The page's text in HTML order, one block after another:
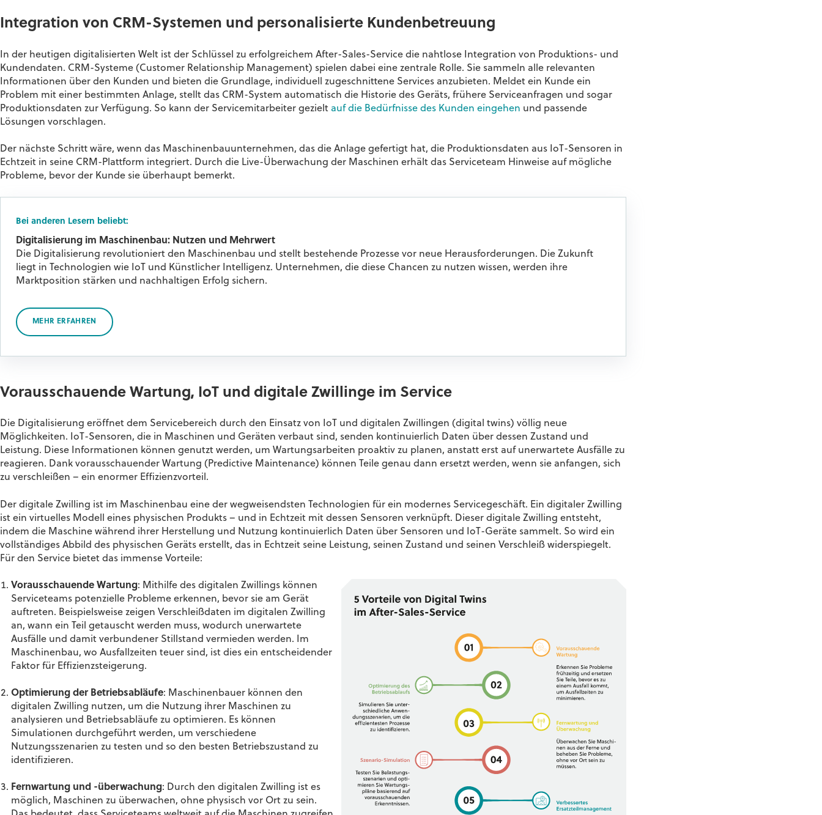
Integration von CRM-Systemen und personalisierte Kundenbetreuung
In der heutigen digitalisierten Welt ist der Schlüssel zu erfolgreichem After-Sales-Service die nahtlose Integration von Produktions- und
Kundendaten. CRM-Systeme (Customer Relationship Management) spielen dabei eine zentrale Rolle. Sie sammeln alle relevanten
Informationen über den Kunden und bieten die Grundlage, individuell zugeschnittene Services anzubieten. Meldet ein Kunde ein
Problem mit einer bestimmten Anlage, stellt das CRM-System automatisch die Historie des Geräts, frühere Serviceanfragen und sogar
Produktionsdaten zur Verfügung. So kann der Servicemitarbeiter gezielt auf die Bedürfnisse des Kunden eingehen und passende
Lösungen vorschlagen.
Der nächste Schritt wäre, wenn das Maschinenbauunternehmen, das die Anlage gefertigt hat, die Produktionsdaten aus IoT-Sensoren in
Echtzeit in seine CRM-Plattform integriert. Durch die Live-Überwachung der Maschinen erhält das Serviceteam Hinweise auf mögliche
Probleme, bevor der Kunde sie überhaupt bemerkt.
Bei anderen Lesern beliebt:
Digitalisierung im Maschinenbau: Nutzen und Mehrwert
Die Digitalisierung revolutioniert den Maschinenbau und stellt bestehende Prozesse vor neue Herausforderungen. Die Zukunft
liegt in Technologien wie IoT und Künstlicher Intelligenz. Unternehmen, die diese Chancen zu nutzen wissen, werden ihre
Marktposition stärken und nachhaltigen Erfolg sichern.
MEHR ERFAHREN
Vorausschauende Wartung, IoT und digitale Zwillinge im Service
Die Digitalisierung eröffnet dem Servicebereich durch den Einsatz von IoT und digitalen Zwillingen (digital twins) völlig neue
Möglichkeiten. IoT-Sensoren, die in Maschinen und Geräten verbaut sind, senden kontinuierlich Daten über dessen Zustand und
Leistung. Diese Informationen können genutzt werden, um Wartungsarbeiten proaktiv zu planen, anstatt erst auf unerwartete Ausfälle zu
reagieren. Dank vorausschauender Wartung (Predictive Maintenance) können Teile genau dann ersetzt werden, wenn sie anfangen, sich
zu verschleißen – ein enormer Effizienzvorteil.
Der digitale Zwilling ist im Maschinenbau eine der wegweisendsten Technologien für ein modernes Servicegeschäft. Ein digitaler Zwilling
ist ein virtuelles Modell eines physischen Produkts – und in Echtzeit mit dessen Sensoren verknüpft. Dieser digitale Zwilling entsteht,
indem die Maschine während ihrer Herstellung und Nutzung kontinuierlich Daten über Sensoren und IoT-Geräte sammelt. So wird ein
vollständiges Abbild des physischen Geräts erstellt, das in Echtzeit seine Leistung, seinen Zustand und seinen Verschleiß widerspiegelt.
Für den Service bietet das immense Vorteile:
Vorausschauende Wartung: Mithilfe des digitalen Zwillings können
Serviceteams potenzielle Probleme erkennen, bevor sie am Gerät
auftreten. Beispielsweise zeigen Verschleißdaten im digitalen Zwilling
an, wann ein Teil getauscht werden muss, wodurch unerwartete
Ausfälle und damit verbundener Stillstand vermieden werden. Im
Maschinenbau, wo Ausfallzeiten teuer sind, ist dies ein entscheidender
Faktor für Effizienzsteigerung.
Optimierung der Betriebsabläufe: Maschinenbauer können den
digitalen Zwilling nutzen, um die Nutzung ihrer Maschinen zu
analysieren und Betriebsabläufe zu optimieren. Es können
Simulationen durchgeführt werden, um verschiedene
Nutzungsszenarien zu testen und so den besten Betriebszustand zu
identifizieren.
Fernwartung und -überwachung: Durch den digitalen Zwilling ist es
möglich, Maschinen zu überwachen, ohne physisch vor Ort zu sein.